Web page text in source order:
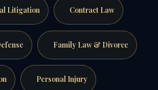
Litigation Contract Law
Family Law & Divorce
Personal Injury